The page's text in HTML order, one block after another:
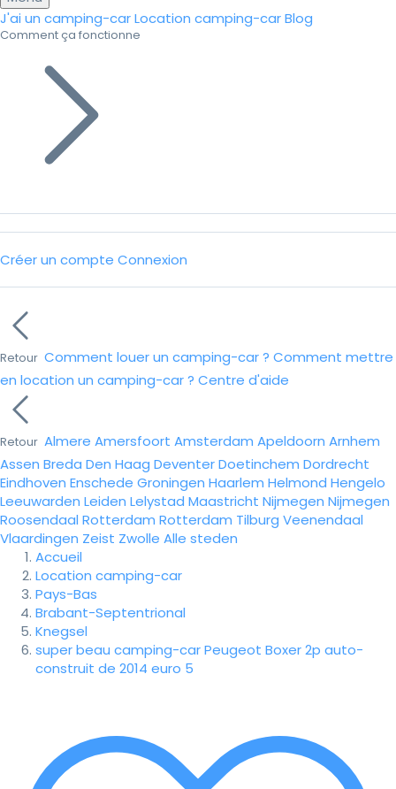
J'ai un camping-carLocation camping-carBlog
Comment ça fonctionne
Créer un compte Connexion
Retour Comment louer un camping-car ? Comment mettre
en location un camping-car ? Centre d'aide
Retour Almere Amersfoort Amsterdam Apeldoorn Arnhem
Assen Breda Den Haag DeventerDoetinchem Dordrecht
Eindhoven Enschede Groningen Haarlem Helmond Hengelo
Leeuwarden Leiden Lelystad Maastricht Nijmegen Nijmegen
Roosendaal Rotterdam Rotterdam Tilburg Veenendaal
Vlaardingen Zeist Zwolle Alle steden
Accueil
Location camping-car
Pays-Bas
Brabant-Septentrional
Knegsel
super beau camping-car Peugeot Boxer 2p auto-
construit de 2014 euro 5